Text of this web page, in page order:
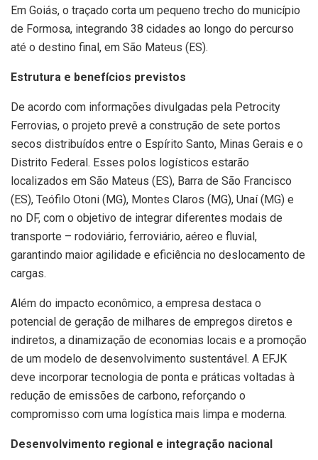
Em Goiás, o traçado corta um pequeno trecho do município
de Formosa, integrando 38 cidades ao longo do percurso
até o destino final, em São Mateus (ES).
Estrutura e benefícios previstos
De acordo com informações divulgadas pela Petrocity
Ferrovias, o projeto prevê a construção de sete portos
secos distribuídos entre o Espírito Santo, Minas Gerais e o
Distrito Federal. Esses polos logísticos estarão
localizados em São Mateus (ES), Barra de São Francisco
(ES), Teófilo Otoni (MG), Montes Claros (MG), Unaí (MG) e
no DF, com o objetivo de integrar diferentes modais de
transporte – rodoviário, ferroviário, aéreo e fluvial,
garantindo maior agilidade e eficiência no deslocamento de
cargas.
Além do impacto econômico, a empresa destaca o
potencial de geração de milhares de empregos diretos e
indiretos, a dinamização de economias locais e a promoção
de um modelo de desenvolvimento sustentável. A EFJK
deve incorporar tecnologia de ponta e práticas voltadas à
redução de emissões de carbono, reforçando o
compromisso com uma logística mais limpa e moderna.
Desenvolvimento regional e integração nacional